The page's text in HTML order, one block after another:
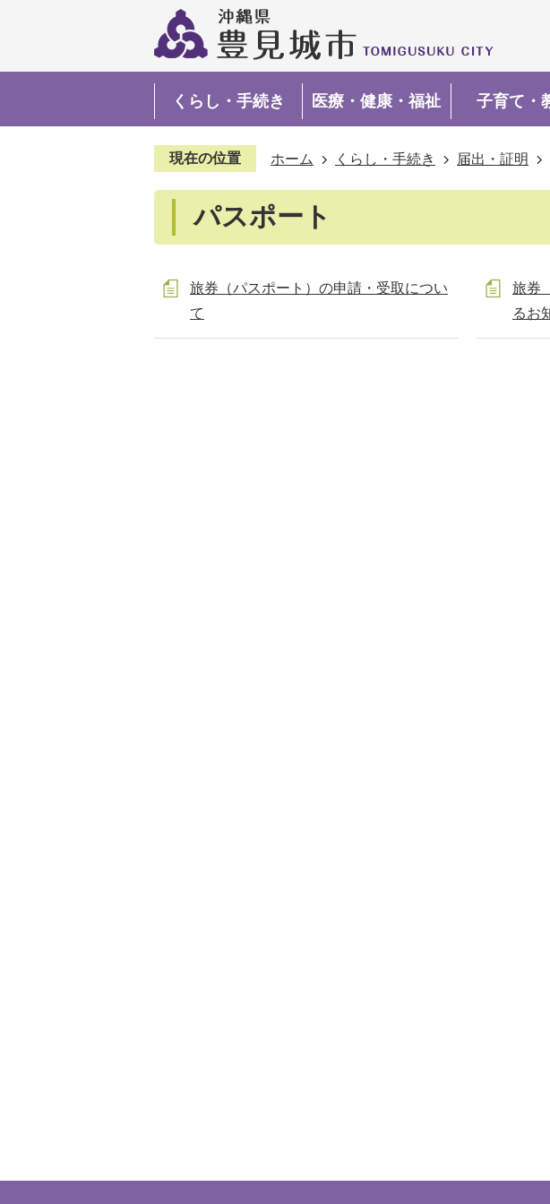
くらし・手続き 医療・健康・福祉 子育て・
現在の位置 ホーム くらし・手続き 届出・証明
パスポート
旅券（パスポート）の申請・受取につい
て
旅券
るお